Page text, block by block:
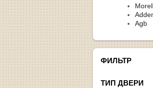
Agb
ФИЛЬТР
ТИП ДВЕРИ